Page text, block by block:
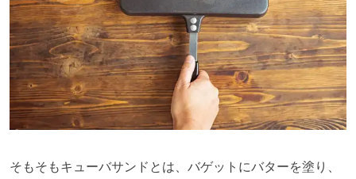
そもそもキューバサンドとは、バゲットにバターを塗り、